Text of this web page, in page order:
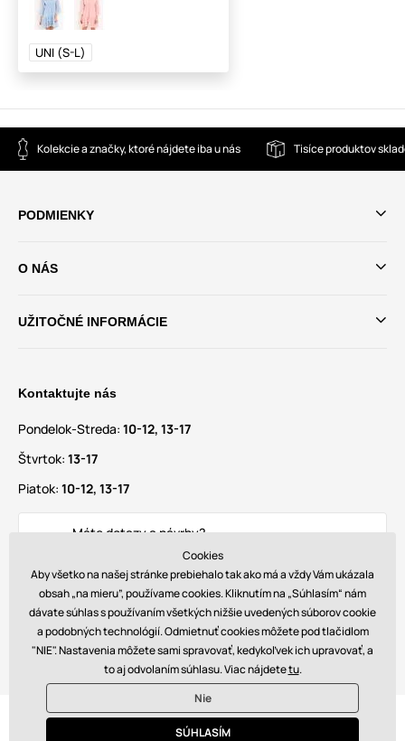
UNI (S-L)
Kolekcie a značky, ktoré nájdete iba u nás Tisíce produktov
PODMIENKY
O NÁS
UŽITOČNÉ INFORMÁCIE
Kontaktujte nás
Pondelok-Streda: 10-12, 13-17
Štvrtok: 13-17
Piatok: 10-12, 13-17
Máte dotazy a návrhy?
info@glamadise.sk
Nájdete nás tiež na
© 2026 www.glamadise.sk. Technicky zaisťujeSimplia s.r.o.
Cookies
Aby všetko na našej stránke prebiehalo tak ako má a vždy Vám ukázala
obsah „na mieru”, používame cookies. Kliknutím na „Súhlasím“ nám
dávate súhlas s používaním všetkých nižšie uvedených súborov cookie
a podobných technológií. Odmietnuť cookies môžete pod tlačidlom
"NIE". Nastavenia môžete sami spravovať, kedykoľvek ich upravovať, a
to aj odvolaním súhlasu. Viac nájdetetu.
Nie
SÚHLASÍM